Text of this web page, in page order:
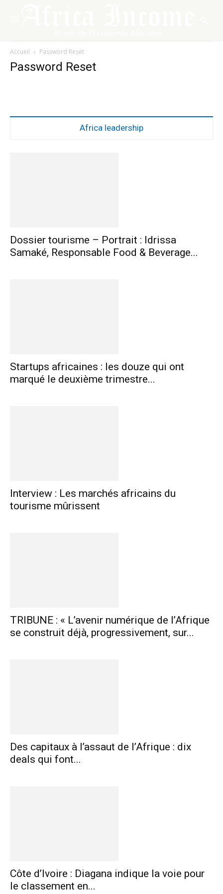
Accueil Password Reset
Password Reset
Africa leadership
Dossier tourisme – Portrait : Idrissa
Samaké, Responsable Food & Beverage...
Startups africaines : les douze qui ont
marqué le deuxième trimestre...
Interview : Les marchés africains du
tourisme mûrissent
TRIBUNE : « L’avenir numérique de l’Afrique
se construit déjà, progressivement, sur...
Des capitaux à l’assaut de l’Afrique : dix
deals qui font...
Côte d’Ivoire : Diagana indique la voie pour
le classement en...